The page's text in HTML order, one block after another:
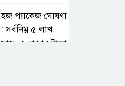
হজ প্যাকেজ ঘোষণা
: সর্বনিম্ন ৫ লাখ
সাড়ে ৫ হাজার টাকা